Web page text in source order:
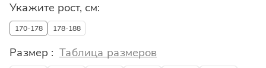
Укажите рост, см:
170-178 178-188
Размер : Таблица размеров